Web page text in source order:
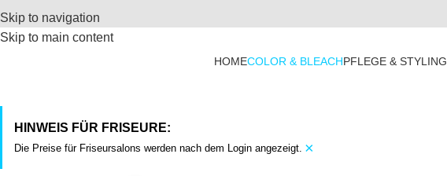
Skip to navigation
Skip to main content
HOMECOLOR & BLEACHPFLEGE & STYLING
HINWEIS FÜR FRISEURE:
Die Preise für Friseursalons werden nach dem Login angezeigt. ×